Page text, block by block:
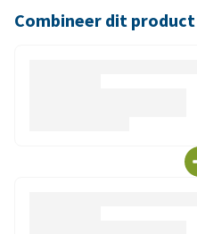
Combineer dit product